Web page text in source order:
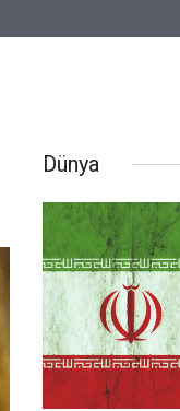
Dünya